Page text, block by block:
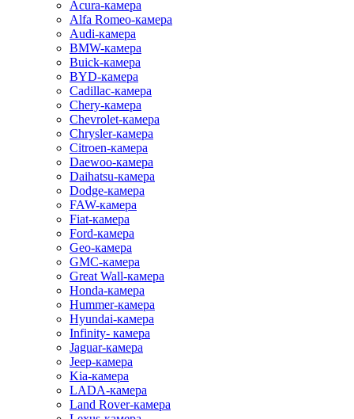
Acura-камера
Alfa Romeo-камера
Audi-камера
BMW-камера
Buick-камера
BYD-камера
Cadillac-камера
Chery-камера
Chevrolet-камера
Chrysler-камера
Citroen-камера
Daewoo-камера
Daihatsu-камера
Dodge-камера
FAW-камера
Fiat-камера
Ford-камера
Geo-камера
GMC-камера
Great Wall-камера
Honda-камера
Hummer-камера
Hyundai-камера
Infinity- камера
Jaguar-камера
Jeep-камера
Kia-камера
LADA-камера
Land Rover-камера